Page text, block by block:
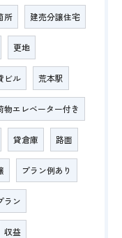
所 建売分譲住宅
更地
ビル 荒本駅
物エレベーター付き
貸倉庫 路面
プラン例あり
ラン
収益